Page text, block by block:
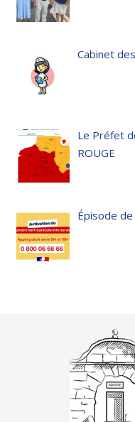
Cabinet
Le Préfet
ROUGE
Épisode